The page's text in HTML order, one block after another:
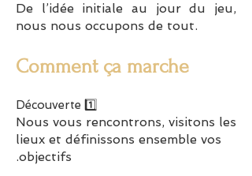
De l’idée initiale au jour du jeu,
nous nous occupons de tout.
Comment ça marche
1️⃣ Découverte
Nous vous rencontrons, visitons les
lieux et définissons ensemble vos
objectifs.